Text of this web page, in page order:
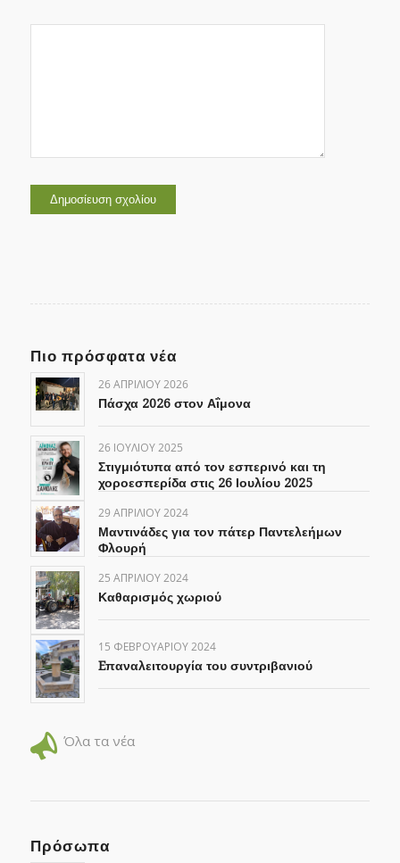
Πιο πρόσφατα νέα
26 ΑΠΡΙΛΊΟΥ 2026
Πάσχα 2026 στον Αΐμονα
26 ΙΟΥΛΊΟΥ 2025
Στιγμιότυπα από τον εσπερινό και τη
χοροεσπερίδα στις 26 Ιουλίου 2025
29 ΑΠΡΙΛΊΟΥ 2024
Μαντινάδες για τον πάτερ Παντελεήμων
Φλουρή
25 ΑΠΡΙΛΊΟΥ 2024
Καθαρισμός χωριού
15 ΦΕΒΡΟΥΑΡΊΟΥ 2024
Eπαναλειτουργία του συντριβανιού
Όλα τα νέα
Πρόσωπα